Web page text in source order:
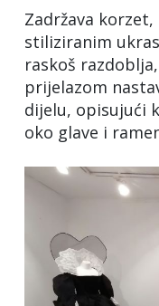
Zadržava
stiliziranim
raskoš
prijelazom
dijelu, opisujući
oko glave i